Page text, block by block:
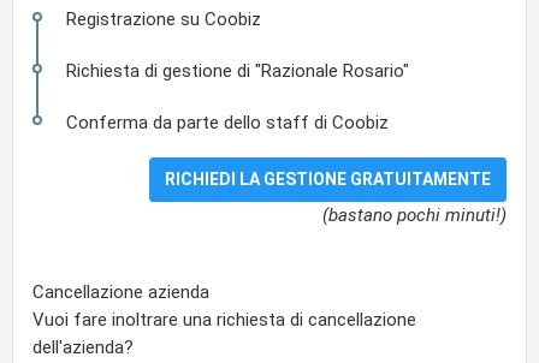
Registrazione su Coobiz
Richiesta di gestione di "Razionale Rosario"
Conferma da parte dello staff di Coobiz
(bastano pochi minuti!)
Cancellazione azienda
Vuoi fare inoltrare una richiesta di cancellazione
dell'azienda?